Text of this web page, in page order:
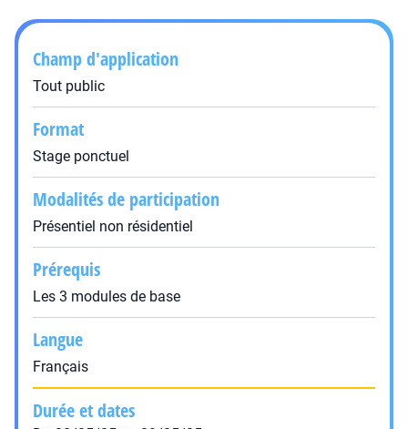
Champ d'application
Tout public
Format
Stage ponctuel
Modalités de participation
Présentiel non résidentiel
Prérequis
Les 3 modules de base
Langue
Français
Durée et dates